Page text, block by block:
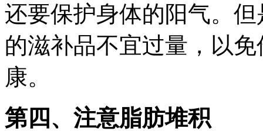
还要保护身体的阳气。
的滋补品不宜过量，以
康。
第四、注意脂肪堆积